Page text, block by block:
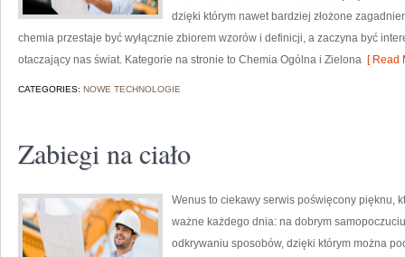
dzięki którym nawet bardziej złożone
chemia przestaje być wyłącznie zbiorem wzorów i definicji, a zaczyna być
otaczający nas świat. Kategorie na stronie to Chemia Ogólna i Zielona [ Read
CATEGORIES: NOWE TECHNOLOGIE
Zabiegi na ciało
Wenus to ciekawy serwis poświęcony pięknu,
ważne każdego dnia: na dobrym
odkrywaniu sposobów, dzięki którym można